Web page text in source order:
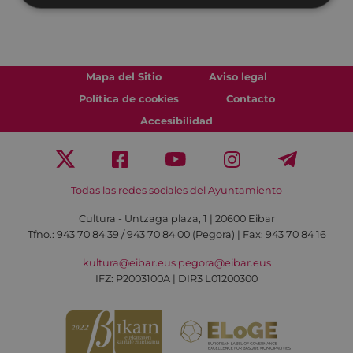
Mapa del Sitio
Aviso legal
Política de cookies
Contacto
Accesibilidad
Todas las redes sociales del Ayuntamiento
Cultura - Untzaga plaza, 1 | 20600 Eibar
Tfno.: 943 70 84 39 / 943 70 84 00 (Pegora) | Fax: 943 70 84 16
kultura@eibar.eus pegora@eibar.eus
IFZ: P2003100A | DIR3 L01200300